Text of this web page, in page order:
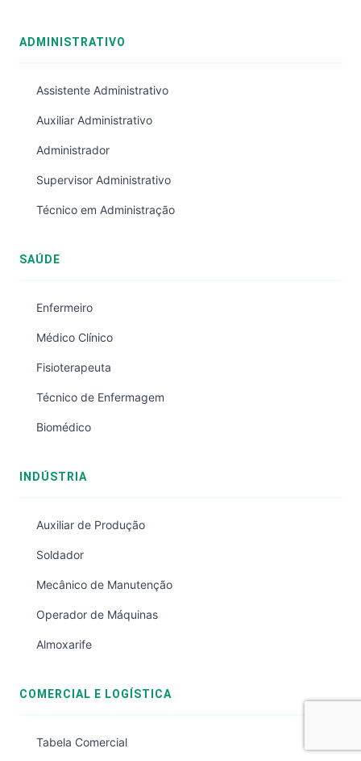
ADMINISTRATIVO
Assistente Administrativo
Auxiliar Administrativo
Administrador
Supervisor Administrativo
Técnico em Administração
SAÚDE
Enfermeiro
Médico Clínico
Fisioterapeuta
Técnico de Enfermagem
Biomédico
INDÚSTRIA
Auxiliar de Produção
Soldador
Mecânico de Manutenção
Operador de Máquinas
Almoxarife
COMERCIAL E LOGÍSTICA
Tabela Comercial